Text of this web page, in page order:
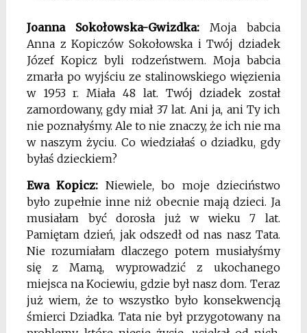
Joanna Sokołowska-Gwizdka:Moja babcia
Anna z Kopiczów Sokołowska i Twój dziadek
Józef Kopicz byli rodzeństwem. Moja babcia
zmarła po wyjściu ze stalinowskiego więzienia
w 1953 r. Miała 48 lat. Twój dziadek został
zamordowany, gdy miał 37 lat. Ani ja, ani Ty ich
nie poznałyśmy. Ale to nie znaczy, że ich nie ma
w naszym życiu. Co wiedziałaś o dziadku, gdy
byłaś dzieckiem?
Ewa Kopicz: Niewiele, bo moje dzieciństwo
było zupełnie inne niż obecnie mają dzieci. Ja
musiałam być dorosła już w wieku 7 lat.
Pamiętam dzień, jak odszedł od nas nasz Tata.
Nie rozumiałam dlaczego potem musiałyśmy
się z Mamą, wyprowadzić z ukochanego
miejsca na Kociewiu, gdzie był nasz dom. Teraz
już wiem, że to wszystko było konsekwencją
śmierci Dziadka. Tata nie był przygotowany na